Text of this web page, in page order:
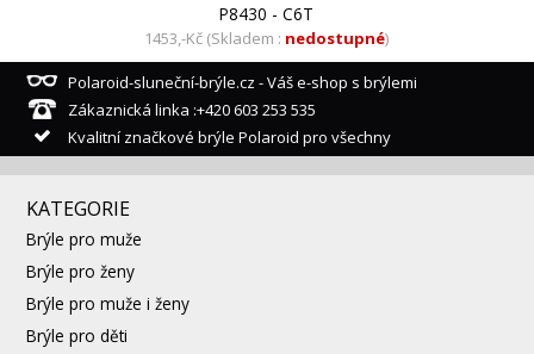
P8430 - C6T
1453,-Kč (Skladem : nedostupné)
Polaroid-sluneční-brýle.cz - Váš e-shop s brýlemi
Zákaznická linka :+420 603 253 535
Kvalitní značkové brýle Polaroid pro všechny
KATEGORIE
Brýle pro muže
Brýle pro ženy
Brýle pro muže i ženy
Brýle pro děti